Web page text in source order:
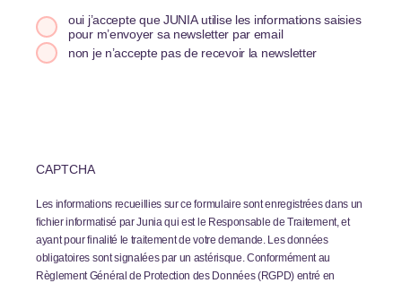
oui j’accepte que JUNIA utilise les informations saisies
pour m’envoyer sa newsletter par email
non je n’accepte pas de recevoir la newsletter
CAPTCHA
Les informations recueillies sur ce formulaire sont enregistrées dans un
fichier informatisé par Junia qui est le Responsable de Traitement, et
ayant pour finalité le traitement de votre demande. Les données
obligatoires sont signalées par un astérisque. Conformément au
Règlement Général de Protection des Données (RGPD) entré en